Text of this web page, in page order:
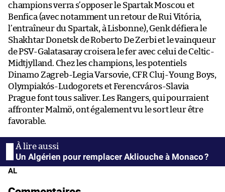
champions verra s’opposer le Spartak Moscou et
Benfica (avec notamment un retour de Rui Vitória,
l’entraîneur du Spartak, à Lisbonne), Genk défiera le
Shakhtar Donetsk de Roberto De Zerbi et le vainqueur
de PSV-Galatasaray croisera le fer avec celui de Celtic-
Midtjylland. Chez les champions, les potentiels
Dinamo Zagreb-Legia Varsovie, CFR Cluj-Young Boys,
Olympiakós-Ludogorets et Ferencváros-Slavia
Prague font tous saliver. Les Rangers, qui pourraient
affronter Malmö, ont également vu le sort leur être
favorable.
Un Algérien pour remplacer Akliouche à Monaco ?
AL